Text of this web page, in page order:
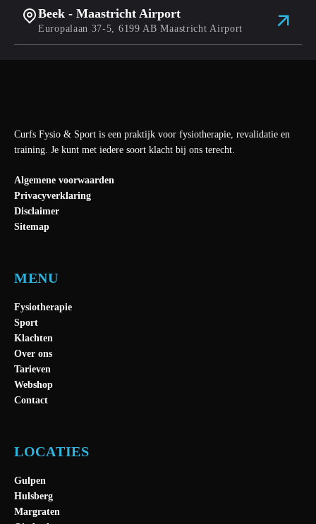
Beek - Maastricht Airport
Europalaan 37-5, 6199 AB Maastricht Airport
Curfs Fysio & Sport is een praktijk voor fysiotherapie, revalidatie en
training. Je kunt met iedere soort klacht bij ons terecht.
Algemene voorwaarden
Privacyverklaring
Disclaimer
Sitemap
MENU
Fysiotherapie
Sport
Klachten
Over ons
Tarieven
Webshop
Contact
LOCATIES
Gulpen
Hulsberg
Margraten